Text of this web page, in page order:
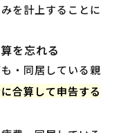
を計上することに
を忘れる
・同居している親
合算して申告する